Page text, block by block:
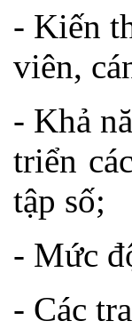
- Kiến
viên,
- Khả
triển
tập số;
- Mức
- Các